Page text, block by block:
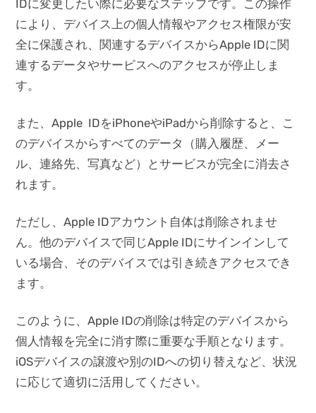
IDに変更したい際に必要なステップです。この操作
により、デバイス上の個人情報やアクセス権限が安
全に保護され、関連するデバイスからApple IDに関
連するデータやサービスへのアクセスが停止しま
す。
また、Apple IDをiPhoneやiPadから削除すると、こ
のデバイスからすべてのデータ（購入履歴、メー
ル、連絡先、写真など）とサービスが完全に消去さ
れます。
ただし、Apple IDアカウント自体は削除されませ
ん。他のデバイスで同じApple IDにサインインして
いる場合、そのデバイスでは引き続きアクセスでき
ます。
このように、Apple IDの削除は特定のデバイスから
個人情報を完全に消す際に重要な手順となります。
iOSデバイスの譲渡や別のIDへの切り替えなど、状況
に応じて適切に活用してください。